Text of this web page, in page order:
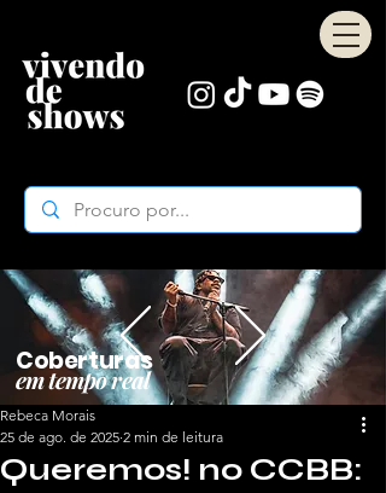
Coberturas
em tempo real
Queremos! no CCBB:
Rebeca Morais
25 de ago. de 2025 2 min de leitura